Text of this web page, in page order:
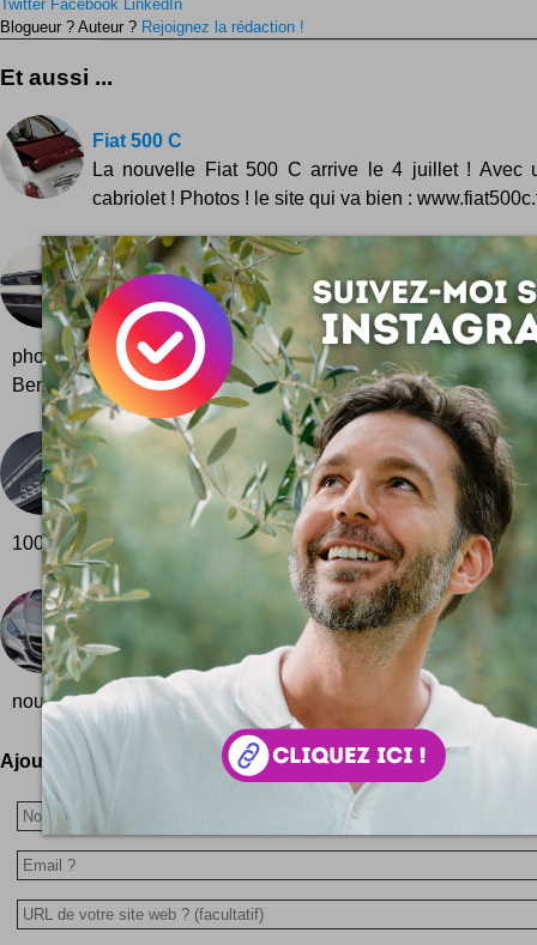
Twitter Facebook LinkedIn
Blogueur ? Auteur ? Rejoignez la rédaction !
Et aussi ...
Fiat 500 C
La nouvelle Fiat 500 C arrive le 4 juillet ! Avec
cabriolet ! Photos ! le site qui va bien :
Ferrari Modulo
La Ferrari Modulo est un concept qui date déjà de
jette ! Elle revient sur le devant de la scène suite
photo qui la sublime ! Quelques photos signées de la
Benedict Redgrovede la Ferrari Modulo, un concept signé
Peugeot BB1 Concept car
Le concept car Peugeot BB1 est une voiture
scooter ... Photos : Peugeot BB1 Concept car
100% électrique !
Le concept car Mercedes-Benz F800 Style vient
en vue du Geneva Motor Show ! Quelques
nouvelle concept car Mercedes-Benz F800 ... Alors, vous en
Ajoutez votre avis !